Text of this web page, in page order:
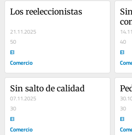
Los reeleccionistas
21.11.2025
50
El
Comercio
40
El
Sin salto de calidad
07.11.2025
30
El
Comercio
30
El